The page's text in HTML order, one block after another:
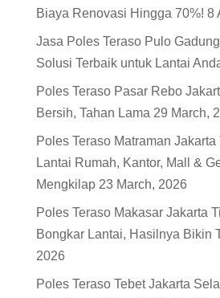
Biaya Renovasi Hingga 70%! 8
Jasa Poles Teraso Pulo
Solusi Terbaik untuk Lantai
Poles Teraso Pasar Rebo
Bersih, Tahan Lama 29 March,
Poles Teraso Matraman Jakarta
Lantai Rumah, Kantor, Mall &
Mengkilap 23 March, 2026
Poles Teraso Makasar Jakarta
Bongkar Lantai, Hasilnya Bikin
2026
Poles Teraso Tebet Jakarta